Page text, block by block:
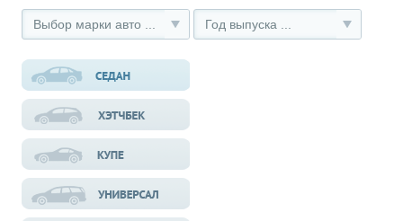
Выбор марки авто ... Год выпуска ...